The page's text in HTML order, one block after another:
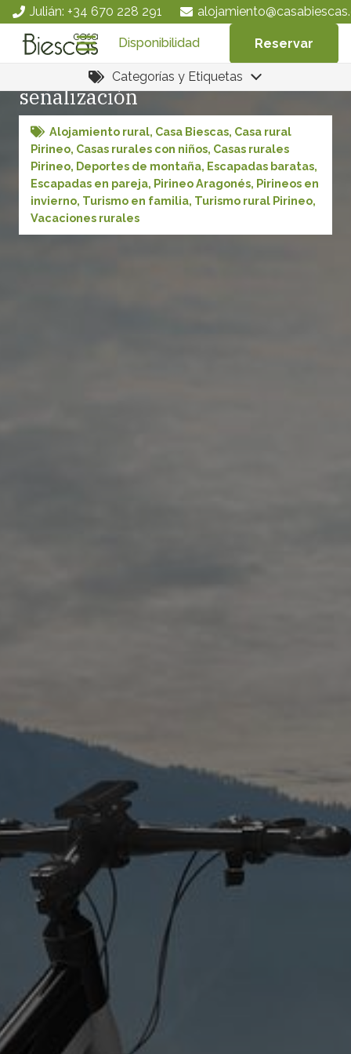
Julián: +34 670 228 291
Disponibilidad Reservar
Categorías y Etiquetas
BTT Alto Gállego y su
señalización
Alojamiento rural, Casa Biescas, Casa rural
Pirineo, Casas rurales con niños, Casas rurales
Pirineo, Deportes de montaña, Escapadas baratas,
Escapadas en pareja, Pirineo Aragonés, Pirineos en
invierno, Turismo en familia, Turismo rural Pirineo,
Vacaciones rurales